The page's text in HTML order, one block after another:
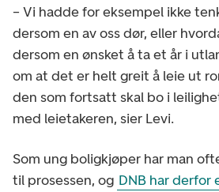
– Vi hadde for eksempel ikke
dersom en av oss dør, eller
dersom en ønsket å ta et år i
om at det er helt greit å leie ut
den som fortsatt skal bo i
med leietakeren, sier Levi.
Som ung boligkjøper har man
til prosessen, og DNB har derfor